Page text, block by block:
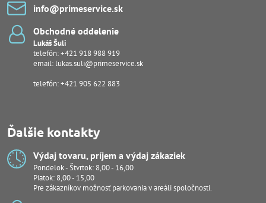
info​@primeservice​.sk
Obchodné oddelenie
Lukáš Šuli
telefón:+421 918 988 919
email: lukas.suli@primeservice.sk
telefón: +421 905 622 883
Ďalšie kontakty
Výdaj tovaru, príjem a výdaj zákaziek
Pondelok - Štvrtok: 8,00 - 16,00
Piatok: 8,00 - 15,00
Pre zákazníkov možnosť parkovania v areáli spoločnosti.